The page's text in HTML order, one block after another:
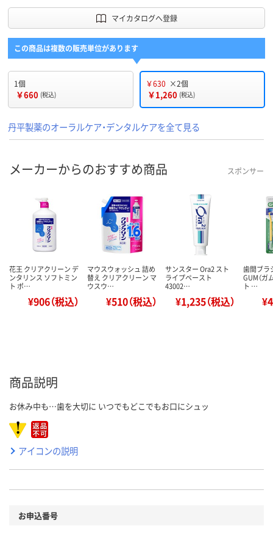
マイカタログへ登録
この商品は複数の販売単位があります
1個
￥660 (税込)
￥630 ×2個
￥1,260 (税込)
丹平製薬のオーラルケア・デンタルケアを全て見る
メーカーからのおすすめ商品 スポンサー
花王 クリアクリーン デ
ンタリンス ソフトミン
ト ポ…
¥906（税込）
マウスウォッシュ 詰め
替え クリアクリーン マ
ウスウ…
¥510（税込）
サンスター Ora2 スト
ライプペースト
43002…
¥1,235（税込）
歯間ブラ
GUM（ガ
ト …
商品説明
お休み中も…歯を大切に いつでもどこでもお口にシュッ
アイコンの説明
お申込番号